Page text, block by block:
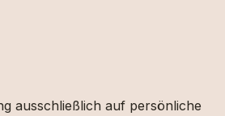
ausschließlich auf persönliche